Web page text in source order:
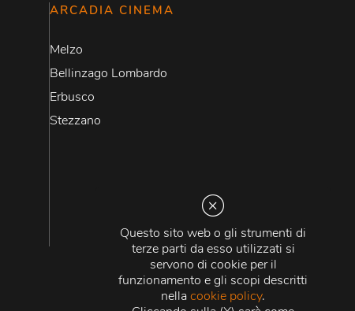
Questo sito web o gli strumenti di
terze parti da esso utilizzati si
servono di cookie per il
funzionamento e gli scopi descritti
nellacookie policy.
ARCADIA CINEMA
Melzo
Bellinzago Lombardo
Erbusco
Stezzano